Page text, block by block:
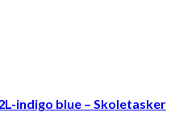
indigo blue – Skoletasker